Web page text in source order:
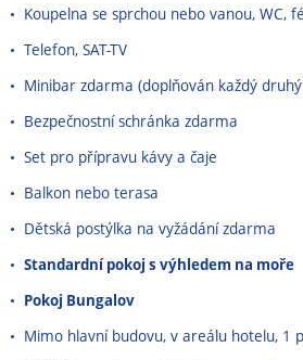
Koupelna se sprchou nebo vanou, WC,
Telefon, SAT-TV
Minibar zdarma (doplňován každý
Bezpečnostní schránka zdarma
Set pro přípravu kávy a čaje
Balkon nebo terasa
Dětská postýlka na vyžádání zdarma
Standardní pokoj s výhledem na moře
Pokoj Bungalov
Mimo hlavní budovu, v areálu hotelu, 1